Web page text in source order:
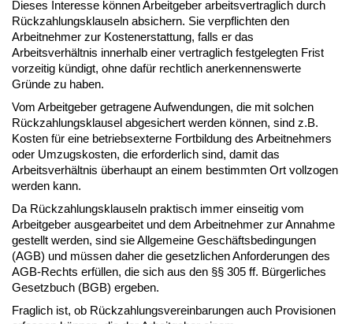
Dieses Interesse können Arbeitgeber arbeitsvertraglich durch
Rückzahlungsklauseln absichern. Sie verpflichten den
Arbeitnehmer zur Kostenerstattung, falls er das
Arbeitsverhältnis innerhalb einer vertraglich festgelegten Frist
vorzeitig kündigt, ohne dafür rechtlich anerkennenswerte
Gründe zu haben.
Vom Arbeitgeber getragene Aufwendungen, die mit solchen
Rückzahlungsklausel abgesichert werden können, sind z.B.
Kosten für eine betriebsexterne Fortbildung des Arbeitnehmers
oder Umzugskosten, die erforderlich sind, damit das
Arbeitsverhältnis überhaupt an einem bestimmten Ort vollzogen
werden kann.
Da Rückzahlungsklauseln praktisch immer einseitig vom
Arbeitgeber ausgearbeitet und dem Arbeitnehmer zur Annahme
gestellt werden, sind sie Allgemeine Geschäftsbedingungen
(AGB) und müssen daher die gesetzlichen Anforderungen des
AGB-Rechts erfüllen, die sich aus den §§ 305 ff. Bürgerliches
Gesetzbuch (BGB) ergeben.
Fraglich ist, ob Rückzahlungsvereinbarungen auch Provisionen